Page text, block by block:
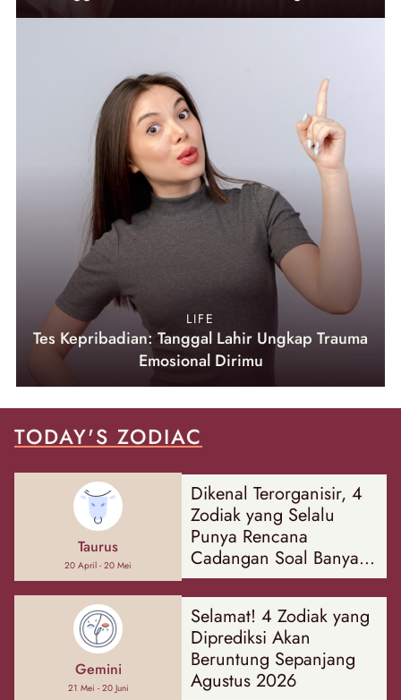
LIFE
Tes Kepribadian: Tanggal Lahir Ungkap Trauma
Emosional Dirimu
TODAY'S ZODIAC
Taurus
20 April - 20 Mei
Dikenal Terorganisir, 4
Zodiak yang Selalu
Punya Rencana
Cadangan Soal Banyak
Hal
Gemini
21 Mei - 20 Juni
Selamat! 4 Zodiak yang
Diprediksi Akan
Beruntung Sepanjang
Agustus 2026